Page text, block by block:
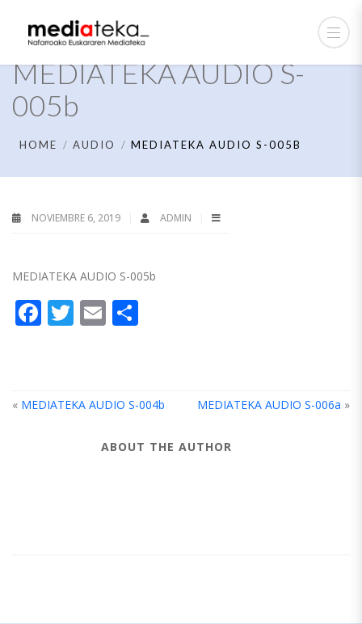
MEDIATEKA AUDIO S-
005b
HOME AUDIO MEDIATEKA AUDIO S-005B
NOVIEMBRE 6, 2019 ADMIN
MEDIATEKA AUDIO S-005b
Facebook
Twitter
Email
« MEDIATEKA AUDIO S-004b MEDIATEKA AUDIO S-006a »
ABOUT THE AUTHOR